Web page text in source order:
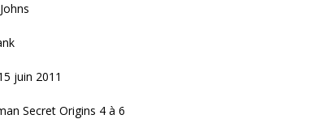
juin 2011
Secret Origins 4 à 6